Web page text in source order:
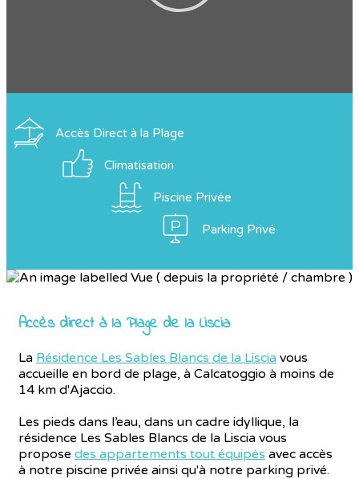
Accès Direct à la Plage
Climatisation
Piscine Privée
Parking Privé
Accès direct à la Plage de la Liscia
La Résidence Les Sables Blancs de la Liscia vous
accueille en bord de plage, à Calcatoggio à moins de
14 km d'Ajaccio.
Les pieds dans l’eau, dans un cadre idyllique, la
résidence Les Sables Blancs de la Liscia vous
propose des appartements tout équipés avec accès
à notre piscine privée ainsi qu'à notre parking privé.